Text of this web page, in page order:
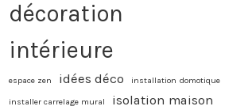
décoration
intérieure
espace zen idées déco installation domotique
installer carrelage mural isolation maison